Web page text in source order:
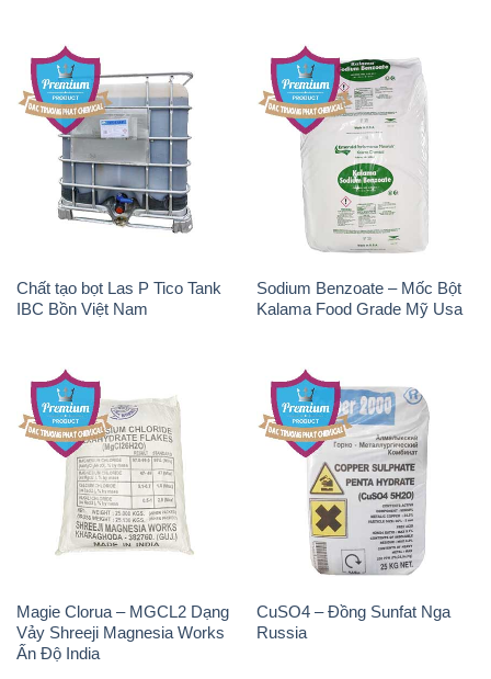
Chất tạo bọt Las P Tico Tank
IBC Bồn Việt Nam
Sodium Benzoate – Mốc Bột
Kalama Food Grade Mỹ Usa
Magie Clorua – MGCL2 Dạng
Vảy Shreeji Magnesia Works
Ấn Độ India
CuSO4 – Đồng Sunfat Nga
Russia